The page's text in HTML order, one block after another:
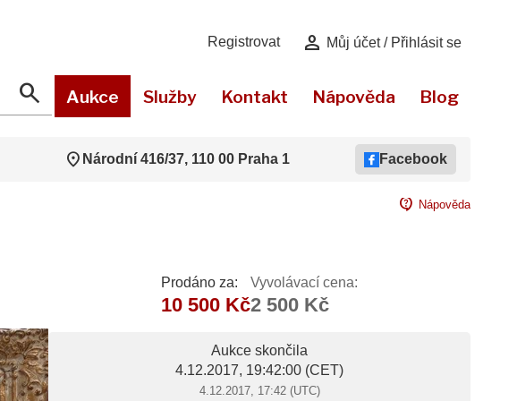
Registrovat person Můj účet / Přihlásit se
search Aukce Služby Kontakt Nápověda Blog
location_on Národní 416/37, 110 00 Praha 1 Facebook
contact_support Nápověda
Prodáno za:
10 500 Kč
Vyvolávací cena:
2 500 Kč
Aukce skončila
4.12.2017, 19:42:00 (CET)
4.12.2017, 17:42 (UTC)